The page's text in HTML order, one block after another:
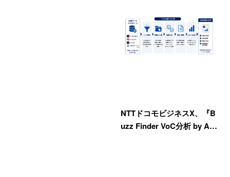
NTTドコモビジネスX、『B
uzz Finder VoC分析 by A…